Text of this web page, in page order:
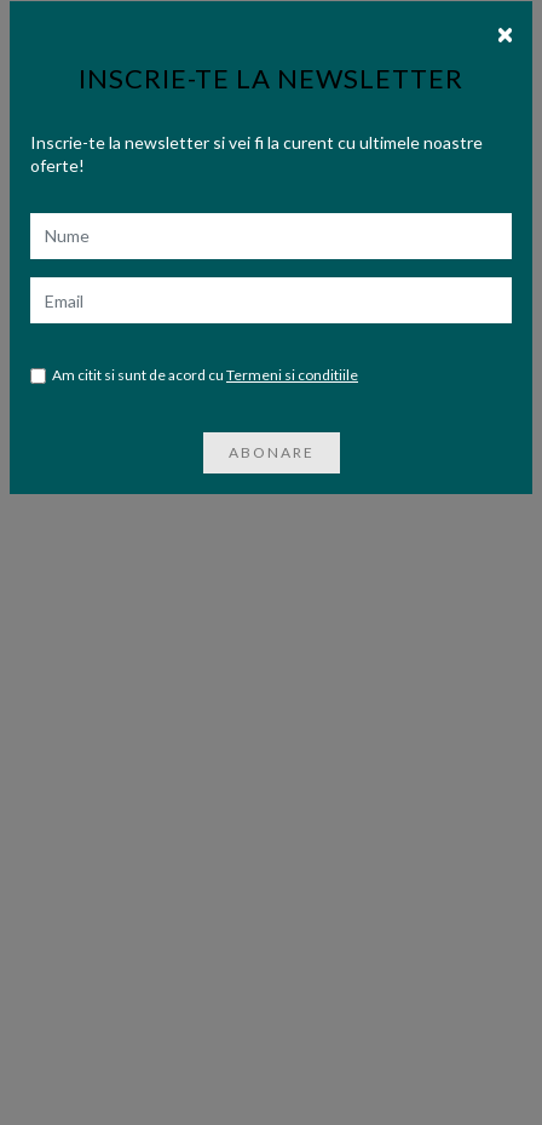
INSCRIE-TE LA NEWSLETTER
Inscrie-te la newsletter si vei fi la curent cu ultimele noastre
oferte!
Am citit si sunt de acord cu Termeni si conditiile
ABONARE